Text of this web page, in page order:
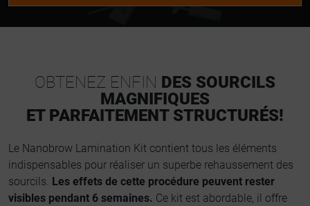
OBTENEZ ENFIN DES SOURCILS
MAGNIFIQUES
ET PARFAITEMENT STRUCTURÉS!
Le Nanobrow Lamination Kit contient tous les éléments
indispensables pour réaliser un superbe rehaussement des
sourcils. Les effets de cette procédure peuvent rester
visibles pendant 6 semaines. Ce kit est abordable, il offre